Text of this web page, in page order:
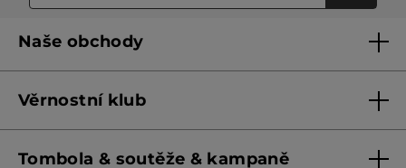
Naše obchody
Franšízing
Věrnostní klub
Tombola & soutěže & kampaně